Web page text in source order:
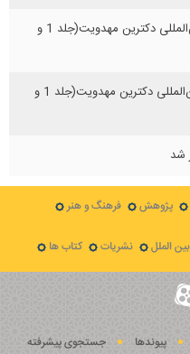
مجموعه مقالات دوازهمين همايش بين‌المللی دكترين مهدويت(جلد 1 و
مجموعه مقالات پانزدهمين همايش بين‌المللی دكترين مهدويت(جلد 1 و
پژوهش فرهنگ و هنر
بین الملل نشریات کتاب ها
پيوندها جستجوی پيشرفته